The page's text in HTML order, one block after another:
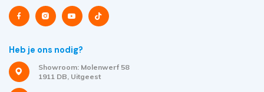
Heb je ons nodig?
Showroom: Molenwerf 58
1911 DB, Uitgeest